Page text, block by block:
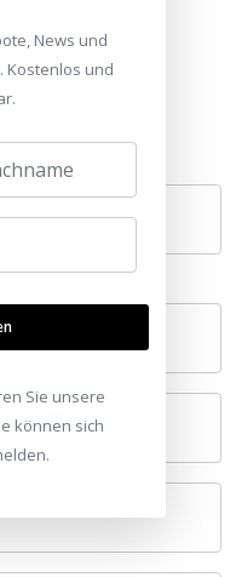
News und
Kostenlos und
Sie unsere
können sich